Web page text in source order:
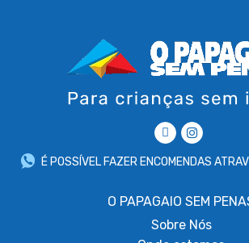
É POSSÍVEL FAZER ENCOMENDAS
O PAPAGAIO SEM
Sobre Nós